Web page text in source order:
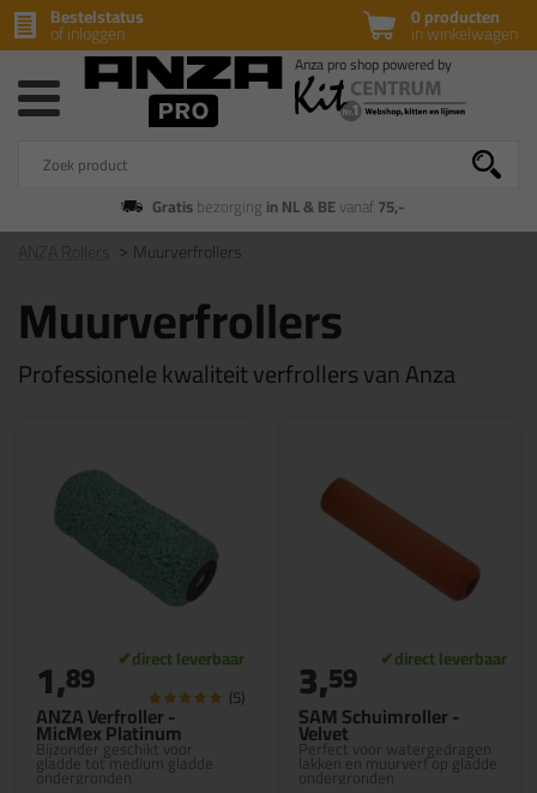
0 producten
in winkelwagen
Bestelstatus
of inloggen
Gratisbezorging in NL & BEvanaf75,-
Muurverfrollers
Muurverfrollers
Professionele kwaliteit verfrollers van Anza
ANZA Verfroller -
MicMex Platinum
Bijzonder geschikt voor
gladde tot medium gladde
ondergronden
1,89 (5)
SAM Schuimroller -
Velvet
Perfect voor watergedragen
lakken en muurverf op gladde
ondergronden
3,59